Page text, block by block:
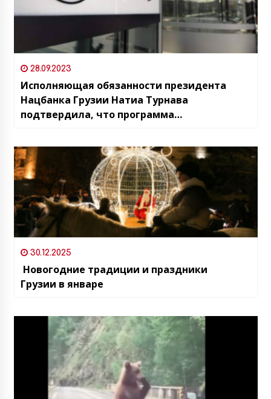
28.09.2023
Исполняющая обязанности президента
Нацбанка Грузии Натиа Турнава
подтвердила, что программа
Грузии приостановлена
30.12.2025
Новогодние традиции и праздники
Грузии в январе